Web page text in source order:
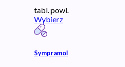
tabl. powl.
Wybierz
Sympramol